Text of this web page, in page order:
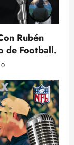
Rubén
de Football.
0